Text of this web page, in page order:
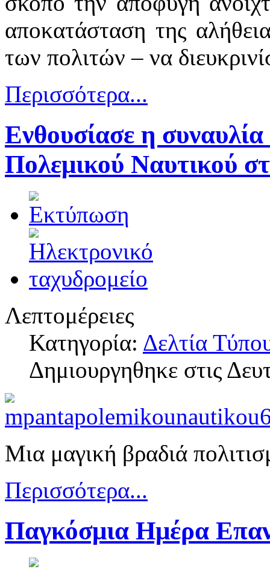
αποκατάσταση της
των πολιτών – να
Περισσότερα...
Ενθουσίασε η
Πολεμικού Ναυτικού
Λεπτομέρειες
Κατηγορία: Δελτία
Δημιουργηθηκε στις
Μια μαγική βραδιά
Περισσότερα...
Παγκόσμια Ημέρα